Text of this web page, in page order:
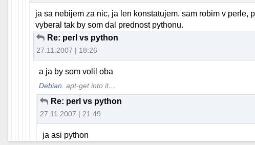
ja sa nebijem za nic, ja len konstatujem. sam robim v perle,
vyberal tak by som dal prednost pythonu.
Re: perl vs python
27.11.2007 | 18:26
a ja by som volil oba
Debian. apt-get into it…
Re: perl vs python
27.11.2007 | 21:49
ja asi python